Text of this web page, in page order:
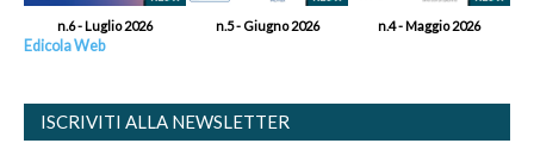
n.6 - Luglio 2026 n.5 - Giugno 2026 n.4 - Maggio 2026
Edicola Web
ISCRIVITI ALLA NEWSLETTER